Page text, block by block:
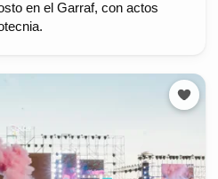
en el Garraf, con actos